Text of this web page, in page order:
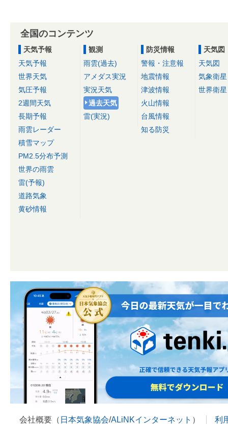
全国のコンテンツ
天気予報
天気予報
世界天気
気圧予報
2週間天気
長期予報
雨雲レーダー
積雪マップ
PM2.5分布予測
世界の雨雲
雷(予報)
道路気象
黄砂情報
観測
雨雲(過去)
アメダス実況
実況天気
過去天気
雷(実況)
防災情報
警報・注意報
地震情報
津波情報
火山情報
台風情報
知る防災
天気図
天気図
気象衛星
世界衛星
会社概要（ 日本気象協会/ALiNKインターネット ） 利